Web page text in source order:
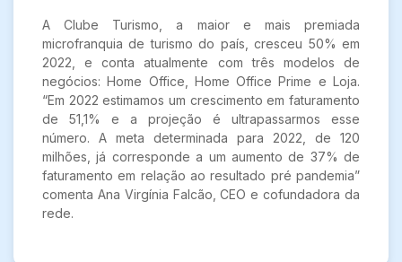
A Clube Turismo, a maior e mais premiada
microfranquia de turismo do país, cresceu 50% em
2022, e conta atualmente com três modelos de
negócios: Home Office, Home Office Prime e Loja.
“Em 2022 estimamos um crescimento em faturamento
de 51,1% e a projeção é ultrapassarmos esse
número. A meta determinada para 2022, de 120
milhões, já corresponde a um aumento de 37% de
faturamento em relação ao resultado pré pandemia”
comenta Ana Virgínia Falcão, CEO e cofundadora da
rede.